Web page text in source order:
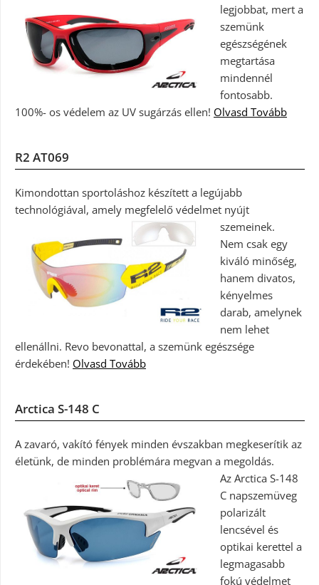
legjobbat, mert a
szemünk
egészségének
megtartása
mindennél
fontosabb.
100%- os védelem az UV sugárzás ellen! Olvasd Tovább
R2 AT069
Kimondottan sportoláshoz készített a legújabb
technológiával, amely megfelelő védelmet nyújt
szemeinek.
Nem csak egy
kiváló minőség,
hanem divatos,
kényelmes
darab, amelynek
nem lehet
ellenállni. Revo bevonattal, a szemünk egészsége
érdekében! Olvasd Tovább
Arctica S-148 C
A zavaró, vakító fények minden évszakban megkeserítik az
életünk, de minden problémára megvan a megoldás.
Az Arctica S-148
C napszemüveg
polarizált
lencsével és
optikai kerettel a
legmagasabb
fokú védelmet